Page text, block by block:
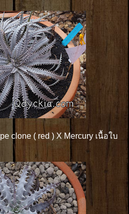
clone ( red ) X Mercury เนื้อใบ